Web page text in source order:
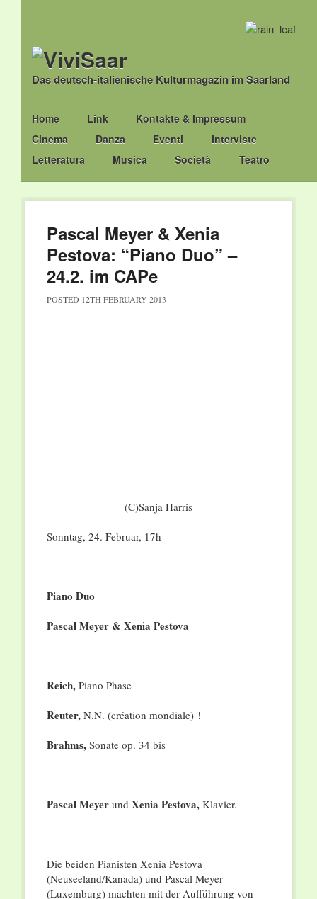
Das deutsch-italienische Kulturmagazin im Saarland
Main menu
Skip
to
content
Home Link
Kontakte & Impressum
Cinema
Danza Eventi
Interviste
Letteratura
Musica Società Teatro
Pascal Meyer & Xenia
Pestova: “Piano Duo” –
24.2. im CAPe
POSTED 12TH FEBRUARY 2013
(C)Sanja Harris
Sonntag, 24. Februar, 17h
Piano Duo
Pascal Meyer & Xenia Pestova
Reich, Piano Phase
Reuter, N.N. (création mondiale) !
Brahms, Sonate op. 34 bis
Pascal Meyer und Xenia Pestova, Klavier.
Die beiden Pianisten Xenia Pestova
(Neuseeland/Kanada) und Pascal Meyer
(Luxemburg) machten mit der Aufführung von